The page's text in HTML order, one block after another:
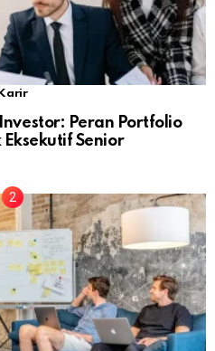
Karir
Peran Portfolio
Senior